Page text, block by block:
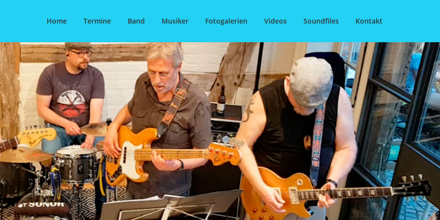
Home Termine Band Musiker Fotogalerien Videos Soundfiles Kontakt